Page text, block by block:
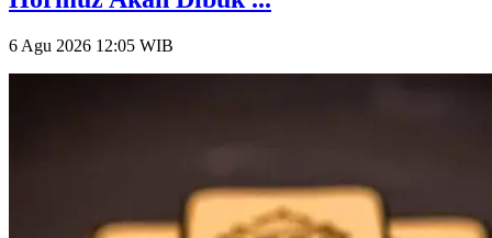
6 Agu 2026 12:05 WIB